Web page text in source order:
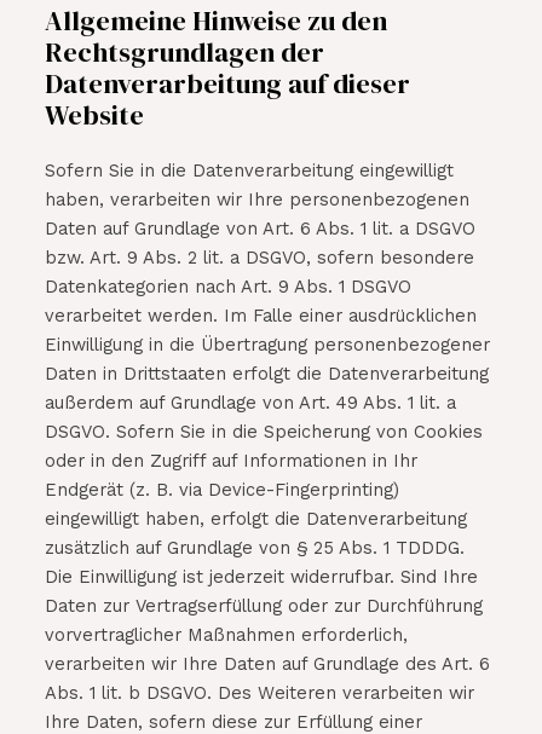
Allgemeine Hinweise zu den
Rechtsgrundlagen der
Datenverarbeitung auf dieser
Website
Sofern Sie in die Datenverarbeitung eingewilligt
haben, verarbeiten wir Ihre personenbezogenen
Daten auf Grundlage von Art. 6 Abs. 1 lit. a DSGVO
bzw. Art. 9 Abs. 2 lit. a DSGVO, sofern besondere
Datenkategorien nach Art. 9 Abs. 1 DSGVO
verarbeitet werden. Im Falle einer ausdrücklichen
Einwilligung in die Übertragung personenbezogener
Daten in Drittstaaten erfolgt die Datenverarbeitung
außerdem auf Grundlage von Art. 49 Abs. 1 lit. a
DSGVO. Sofern Sie in die Speicherung von Cookies
oder in den Zugriff auf Informationen in Ihr
Endgerät (z. B. via Device-Fingerprinting)
eingewilligt haben, erfolgt die Datenverarbeitung
zusätzlich auf Grundlage von § 25 Abs. 1 TDDDG.
Die Einwilligung ist jederzeit widerrufbar. Sind Ihre
Daten zur Vertragserfüllung oder zur Durchführung
vorvertraglicher Maßnahmen erforderlich,
verarbeiten wir Ihre Daten auf Grundlage des Art. 6
Abs. 1 lit. b DSGVO. Des Weiteren verarbeiten wir
Ihre Daten, sofern diese zur Erfüllung einer